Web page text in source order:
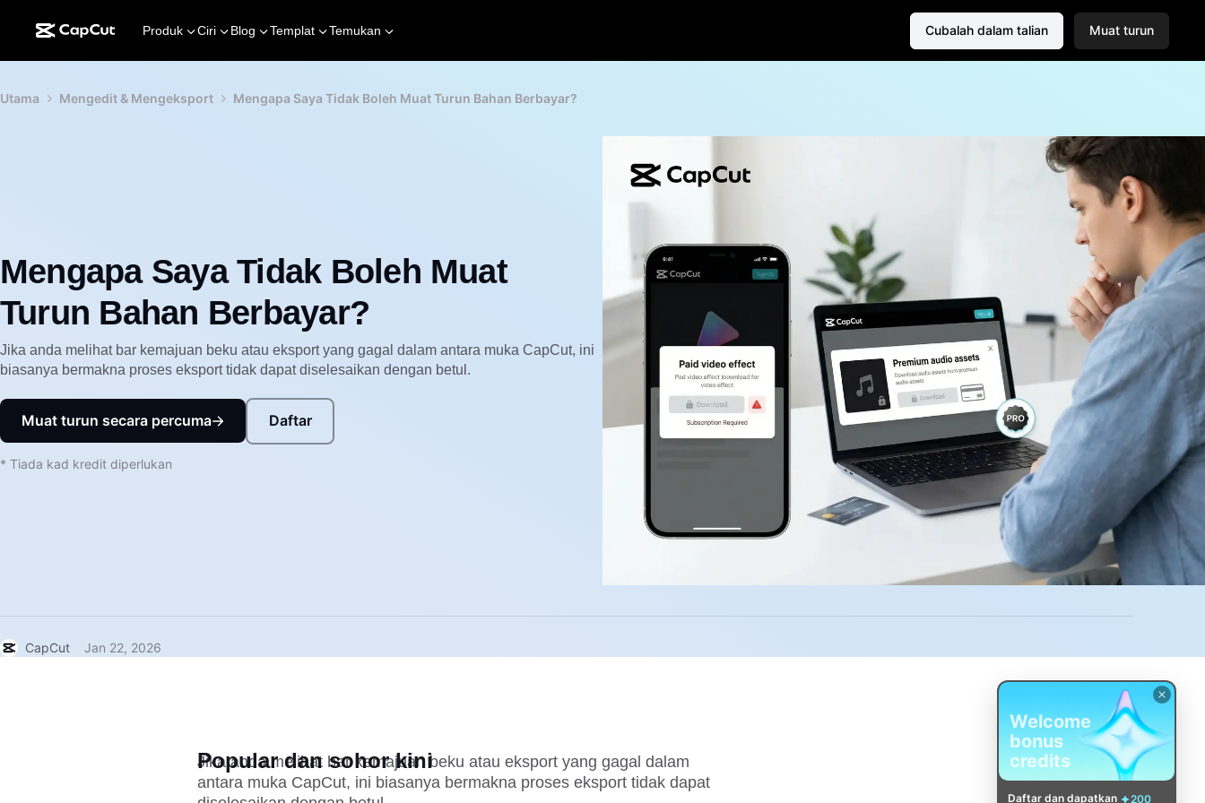
Produk Ciri Blog Templat Temukan Cubalah dalam talian Muat turun
Utama Mengedit & Mengeksport Mengapa Saya Tidak Boleh Muat Turun Bahan Berbayar?
Mengapa Saya Tidak Boleh Muat
Turun Bahan Berbayar?
Jika anda melihat bar kemajuan beku atau eksport yang gagal dalam antara muka CapCut, ini
biasanya bermakna proses eksport tidak dapat diselesaikan dengan betul.
Muat turun secara percuma Daftar
* Tiada kad kredit diperlukan
CapCut Jan 22, 2026
Jika anda melihat bar kemajuan beku atau eksport yang gagal dalam
antara muka CapCut, ini biasanya bermakna proses eksport tidak dapat
Popular dan sohor kini
Welcome
bonus
credits
Daftar dan dapatkan 200